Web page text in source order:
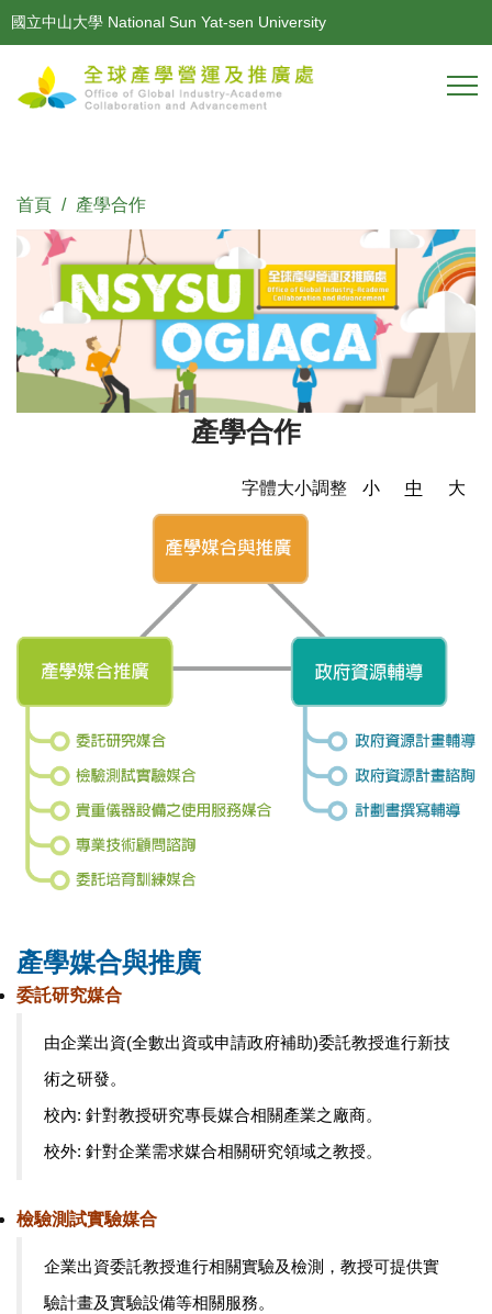
跳
到
要
國立中山大學 National Sun Yat-sen University
首頁 產學合作
產學合作
字體大小調整 小 中 大
產學媒合與推廣
委託研究媒合
由企業出資(全數出資或申請政府補助)委託教授進行新技
術之研發。
校內: 針對教授研究專長媒合相關產業之廠商。
校外: 針對企業需求媒合相關研究領域之教授。
檢驗測試實驗媒合
企業出資委託教授進行相關實驗及檢測，教授可提供實
驗計畫及實驗設備等相關服務。